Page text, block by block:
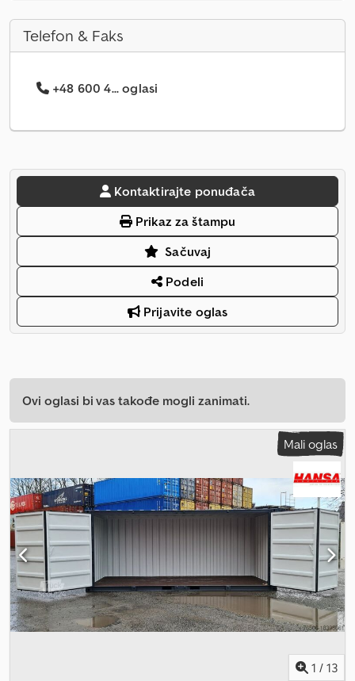
Telefon & Faks
+48 600 4... oglasi
Kontaktirajte ponuđača
Prikaz za štampu
Sačuvaj
Podeli
Prijavite oglas
Ovi oglasi bi vas takođe mogli zanimati.
Mali oglas
1 / 13